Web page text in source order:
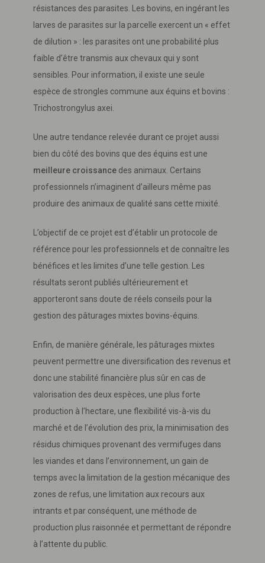
résistances des parasites. Les bovins, en ingérant les
larves de parasites sur la parcelle exercent un « effet
de dilution » : les parasites ont une probabilité plus
faible d’être transmis aux chevaux qui y sont
sensibles. Pour information, il existe une seule
espèce de strongles commune aux équins et bovins :
Trichostrongylus axei.
Une autre tendance relevée durant ce projet aussi
bien du côté des bovins que des équins est une
meilleure croissance des animaux. Certains
professionnels n’imaginent d’ailleurs même pas
produire des animaux de qualité sans cette mixité.
L’objectif de ce projet est d’établir un protocole de
référence pour les professionnels et de connaître les
bénéfices et les limites d’une telle gestion. Les
résultats seront publiés ultérieurement et
apporteront sans doute de réels conseils pour la
gestion des pâturages mixtes bovins-équins.
Enfin, de manière générale, les pâturages mixtes
peuvent permettre une diversification des revenus et
donc une stabilité financière plus sûr en cas de
valorisation des deux espèces, une plus forte
production à l’hectare, une flexibilité vis-à-vis du
marché et de l’évolution des prix, la minimisation des
résidus chimiques provenant des vermifuges dans
les viandes et dans l’environnement, un gain de
temps avec la limitation de la gestion mécanique des
zones de refus, une limitation aux recours aux
intrants et par conséquent, une méthode de
production plus raisonnée et permettant de répondre
à l’attente du public.